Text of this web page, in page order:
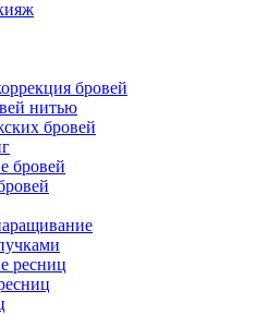
бровей
нитью
бровей
бровей
ресниц